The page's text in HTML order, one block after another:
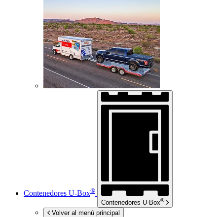
Contenedores U-Box®
Contenedores U-Box®
Volver al menú principal